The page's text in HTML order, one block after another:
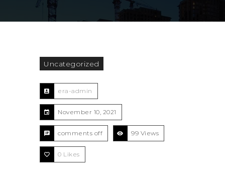
Uncategorized
era-admin
November 10, 2021
comments off 99 Views
0 Likes